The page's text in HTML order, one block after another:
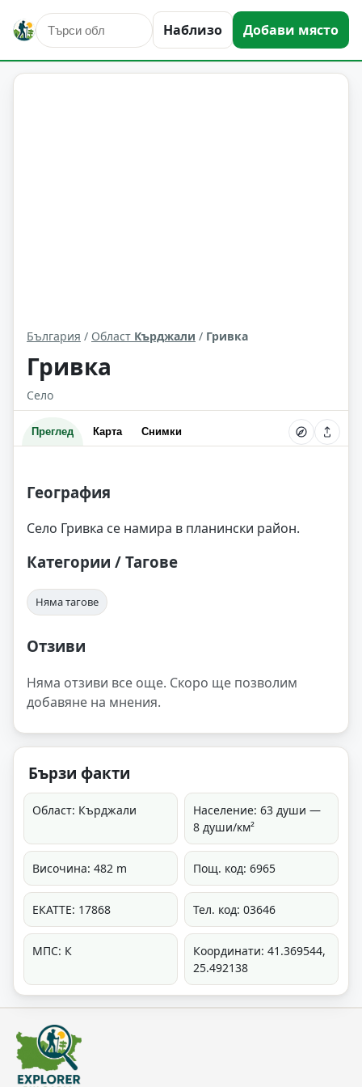
Наблизо Добави място
Гривка Област: Кърджали
България / Област Кърджали / Гривка
Гривка
Село
Преглед Карта Снимки
География
Село Гривка се намира в планински район.
Категории / Тагове
Няма тагове
Отзиви
Няма отзиви все още. Скоро ще позволим
добавяне на мнения.
Бързи факти
Област: Кърджали
Население: 63 души —
8 души/км²
Височина: 482 m Пощ. код: 6965
ЕКАТТЕ: 17868 Тел. код: 03646
МПС: К
Координати: 41.369544,
25.492138